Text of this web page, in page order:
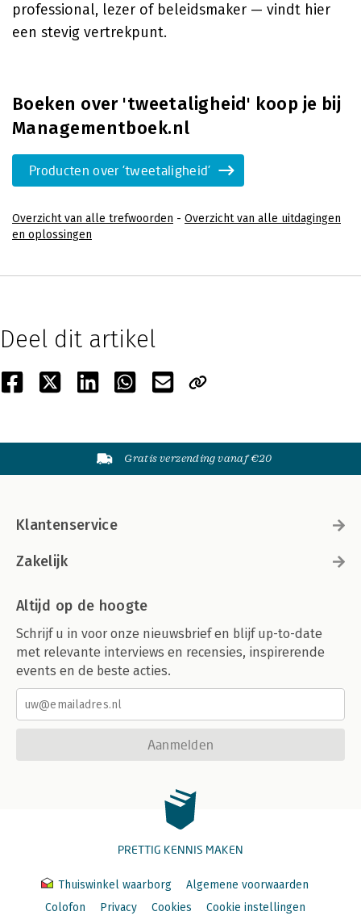
professional, lezer of beleidsmaker — vindt hier
een stevig vertrekpunt.
Boeken over 'tweetaligheid' koop je bij
Managementboek.nl
Producten over 'tweetaligheid'
Overzicht van alle trefwoorden - Overzicht van alle uitdagingen
en oplossingen
Deel dit artikel
Gratis verzending vanaf €20
Klantenservice
Zakelijk
Altijd op de hoogte
Schrijf u in voor onze nieuwsbrief en blijf up-to-date
met relevante interviews en recensies, inspirerende
events en de beste acties.
Aanmelden
PRETTIG KENNIS MAKEN
Thuiswinkel waarborg
Algemene voorwaarden
Colofon
Privacy Cookies
Cookie instellingen